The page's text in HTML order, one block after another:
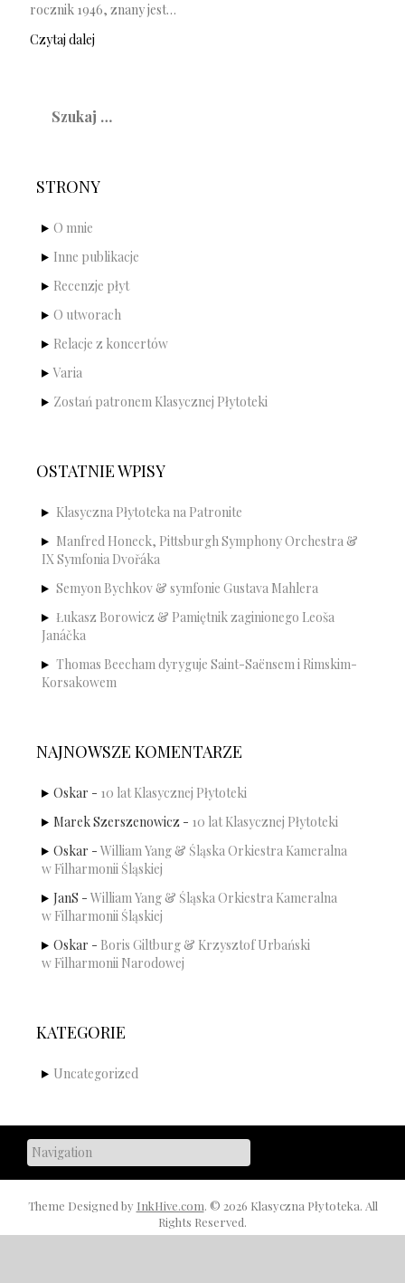
rocznik 1946, znany jest…
Czytaj dalej
STRONY
O mnie
Inne publikacje
Recenzje płyt
O utworach
Relacje z koncertów
Varia
Zostań patronem Klasycznej Płytoteki
OSTATNIE WPISY
Klasyczna Płytoteka na Patronite
Manfred Honeck, Pittsburgh Symphony Orchestra &
IX Symfonia Dvořáka
Semyon Bychkov & symfonie Gustava Mahlera
Łukasz Borowicz & Pamiętnik zaginionego Leoša
Janáčka
Thomas Beecham dyryguje Saint-Saënsem i Rimskim-
Korsakowem
NAJNOWSZE KOMENTARZE
Oskar - 10 lat Klasycznej Płytoteki
Marek Szerszenowicz - 10 lat Klasycznej Płytoteki
Oskar - William Yang & Śląska Orkiestra Kameralna
w Filharmonii Śląskiej
JanS - William Yang & Śląska Orkiestra Kameralna
w Filharmonii Śląskiej
Oskar - Boris Giltburg & Krzysztof Urbański
w Filharmonii Narodowej
KATEGORIE
Uncategorized
Theme Designed by InkHive.com. © 2026 Klasyczna Płytoteka. All
Rights Reserved.